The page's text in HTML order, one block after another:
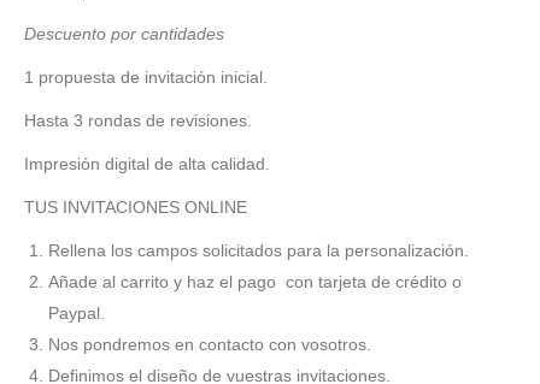
Descuento por cantidades
1 propuesta de invitación inicial.
Hasta 3 rondas de revisiones.
Impresión digital de alta calidad.
TUS INVITACIONES ONLINE
Rellena los campos solicitados para la personalización.
Añade al carrito y haz el pago con tarjeta de crédito o
Paypal.
Nos pondremos en contacto con vosotros.
Definimos el diseño de vuestras invitaciones.